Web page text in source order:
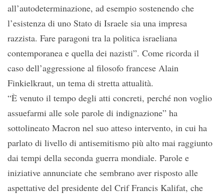
all’autodeterminazione, ad esempio sostenendo che
l’esistenza di uno Stato di Israele sia una impresa
razzista. Fare paragoni tra la politica israeliana
contemporanea e quella dei nazisti”. Come ricorda il
caso dell’aggressione al filosofo francese Alain
Finkielkraut, un tema di stretta attualità.
“È venuto il tempo degli atti concreti, perché non voglio
assuefarmi alle sole parole di indignazione” ha
sottolineato Macron nel suo atteso intervento, in cui ha
parlato di livello di antisemitismo più alto mai raggiunto
dai tempi della seconda guerra mondiale. Parole e
iniziative annunciate che sembrano aver risposto alle
aspettative del presidente del Crif Francis Kalifat, che